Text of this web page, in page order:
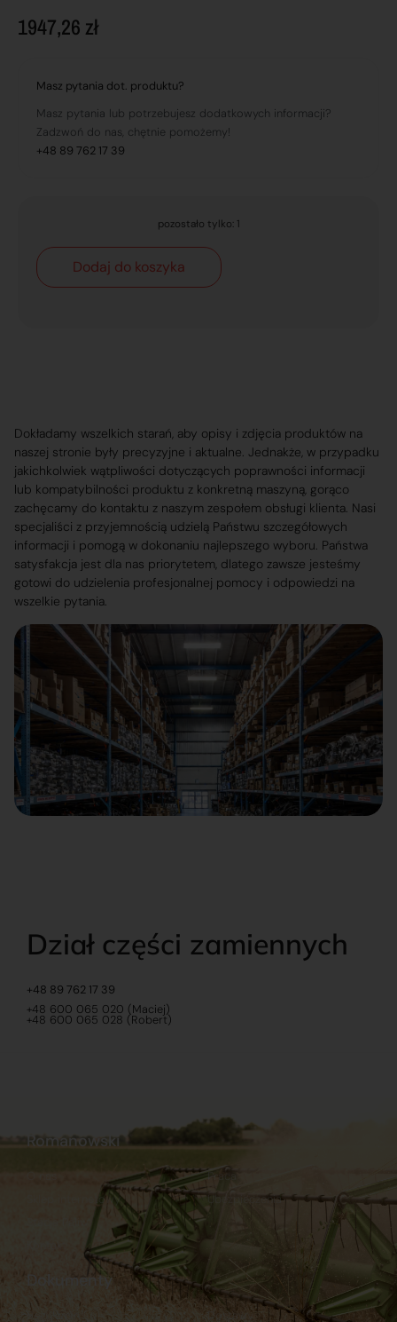
1947,26 zł
Masz pytania dot. produktu?
Masz pytania lub potrzebujesz dodatkowych informacji?
Zadzwoń do nas, chętnie pomożemy!
+48 89 762 17 39
pozostało tylko: 1
Dodaj do koszyka
Dokładamy wszelkich starań, aby opisy i zdjęcia produktów na
naszej stronie były precyzyjne i aktualne. Jednakże, w przypadku
jakichkolwiek wątpliwości dotyczących poprawności informacji
lub kompatybilności produktu z konkretną maszyną, gorąco
zachęcamy do kontaktu z naszym zespołem obsługi klienta. Nasi
specjaliści z przyjemnością udzielą Państwu szczegółowych
informacji i pomogą w dokonaniu najlepszego wyboru. Państwa
satysfakcja jest dla nas priorytetem, dlatego zawsze jesteśmy
gotowi do udzielenia profesjonalnej pomocy i odpowiedzi na
wszelkie pytania.
Dział części zamiennych
+48 89 762 17 39
+48 600 065 020 (Maciej)
+48 600 065 028 (Robert)
Dokumenty
Regulamin Dostawy
Romanowski
Sklep internetowy
Praca
Ubezpieczenia